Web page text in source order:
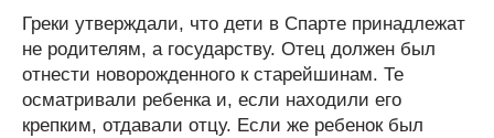
Греки утверждали, что дети в Спарте принадлежат
не родителям, а государству. Отец должен был
отнести новорожденного к старейшинам. Те
осматривали ребенка и, если находили его
крепким, отдавали отцу. Если же ребенок был